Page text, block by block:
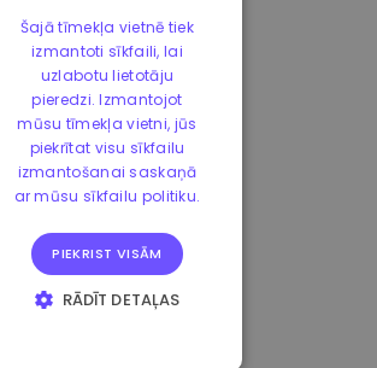
Šajā tīmekļa vietnē tiek
izmantoti sīkfaili, lai
uzlabotu lietotāju
pieredzi. Izmantojot
mūsu tīmekļa vietni, jūs
piekrītat visu sīkfailu
izmantošanai saskaņā
ar mūsu sīkfailu politiku.
PIEKRIST VISĀM
RĀDĪT DETAĻAS